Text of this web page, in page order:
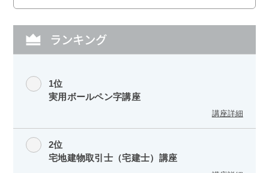
ランキング
1位
実用ボールペン字講座
講座詳細
2位
宅地建物取引士（宅建士）講座